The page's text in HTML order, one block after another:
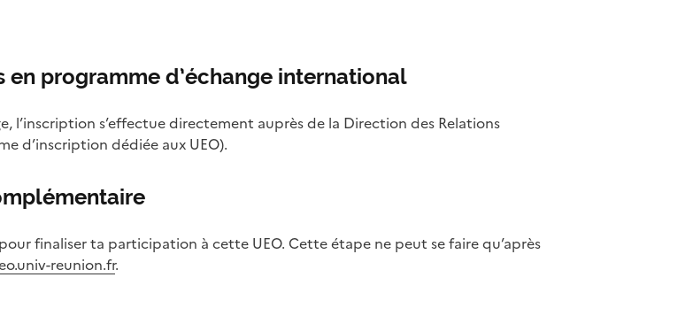
en programme d’échange international
l’inscription s’effectue directement auprès de la Direction des Relations
d’inscription dédiée aux UEO).
finaliser ta participation à cette UEO. Cette étape ne peut se faire qu’après
reunion.fr.